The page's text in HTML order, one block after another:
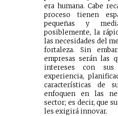
era humana. Cabe
proceso tienen
pequeñas y
posiblemente, la
las necesidades del
fortaleza. Sin
empresas serán las
intereses con sus
experiencia,
características de
enfoquen en las
sector; es decir, que
les exigirá innovar.